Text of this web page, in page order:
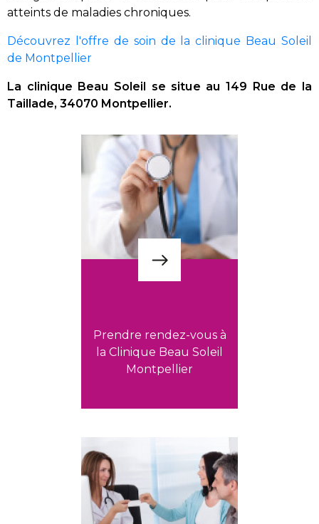
atteints de maladies chroniques.
Découvrez l'offre de soin de la clinique Beau Soleil
de Montpellier
La clinique Beau Soleil se situe au 149 Rue de la
Taillade, 34070 Montpellier.
Prendre rendez-vous à
la Clinique Beau Soleil
Montpellier